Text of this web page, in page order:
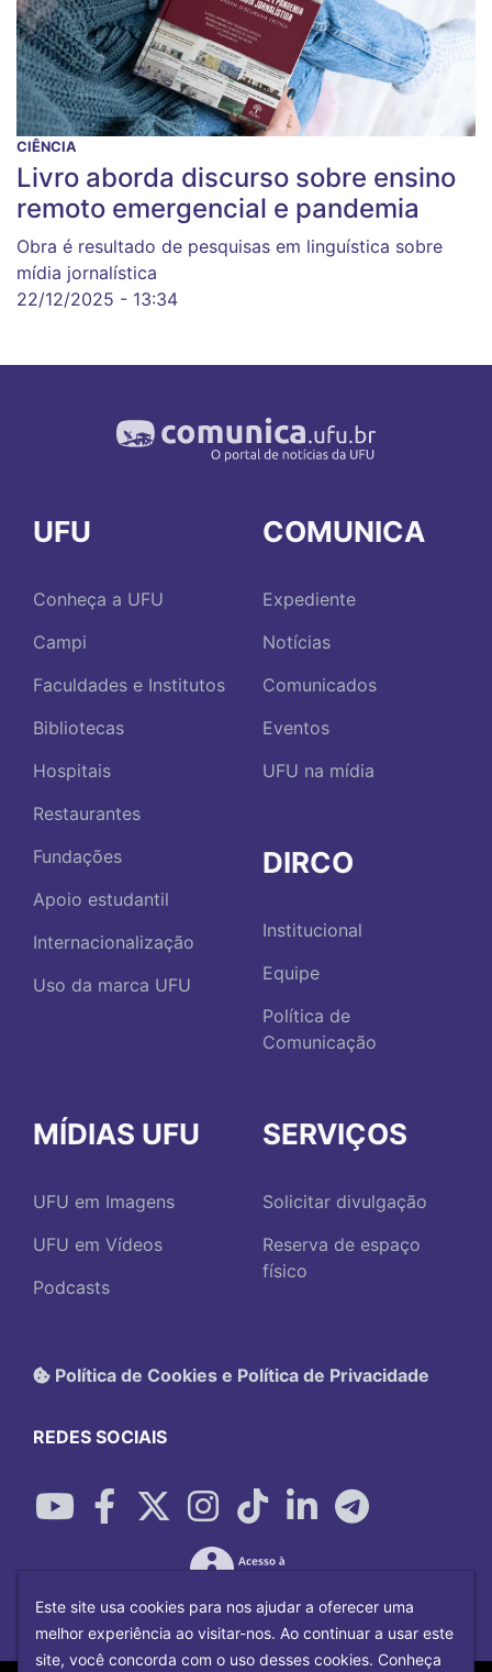
CIÊNCIA
Livro aborda discurso sobre ensino
remoto emergencial e pandemia
Obra é resultado de pesquisas em linguística sobre
mídia jornalística
22/12/2025 - 13:34
UFU
Conheça a UFU
Campi
Faculdades e Institutos
Bibliotecas
Hospitais
Restaurantes
Fundações
Apoio estudantil
Internacionalização
Uso da marca UFU
COMUNICA
Expediente
Notícias
Comunicados
Eventos
UFU na mídia
DIRCO
Institucional
Equipe
Política de
Comunicação
MÍDIAS UFU
UFU em Imagens
UFU em Vídeos
Podcasts
SERVIÇOS
Solicitar divulgação
Reserva de espaço
físico
Política de Cookies e Política de Privacidade
REDES SOCIAIS
Este site usa cookies para nos ajudar a oferecer uma
melhor experiência ao visitar-nos. Ao continuar a usar este
site, você concorda com o uso desses cookies. Conheça